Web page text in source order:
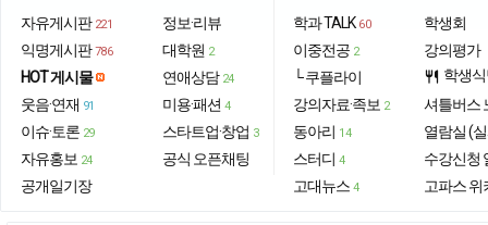
자유게시판 221
익명게시판 786
HOT 게시물
웃음·연재 91
이슈·토론 29
자유홍보 24
공개일기장
정보·리뷰
대학원 2
연애상담 24
미용·패션 4
스타트업·창업 3
공식 오픈채팅
학과 TALK 60
이중전공 2
└ 쿠플라이
강의자료·족보 2
동아리 14
스터디 4
고대뉴스 4
학생회
강의평가
restaurant 학생
셔틀버스
열람실 (
수강신청
고파스 위